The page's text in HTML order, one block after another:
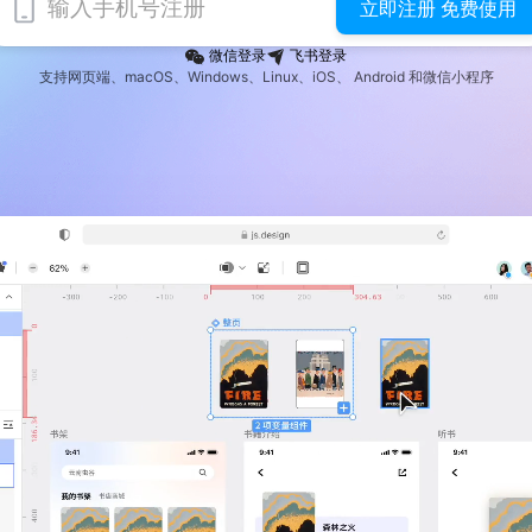
立即注册 免费使用
微信登录
飞书登录
支持网页端、macOS、Windows、Linux、iOS、 Android 和微信小程序